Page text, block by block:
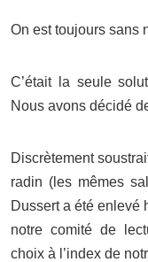
On est toujours sans
C’était la seule
Nous avons décidé
Discrètement
radin (les mêmes
Dussert a été enlevé
notre comité de
choix à l’index de